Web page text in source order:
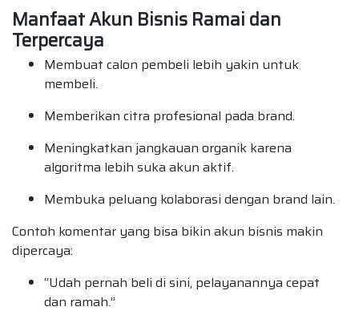
Manfaat Akun Bisnis Ramai dan
Terpercaya
Membuat calon pembeli lebih yakin untuk
membeli.
Memberikan citra profesional pada brand.
Meningkatkan jangkauan organik karena
algoritma lebih suka akun aktif.
Membuka peluang kolaborasi dengan brand lain.
Contoh komentar yang bisa bikin akun bisnis makin
dipercaya:
“Udah pernah beli di sini, pelayanannya cepat
dan ramah.”